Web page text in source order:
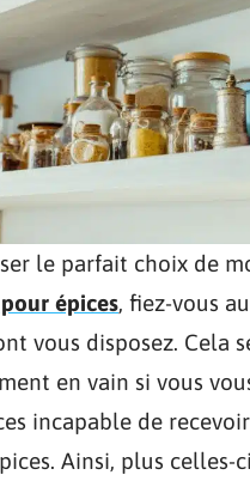
le parfait choix de
épices, fiez-vous
vous disposez. Cela
en vain si vous
incapable de
Ainsi, plus celles-